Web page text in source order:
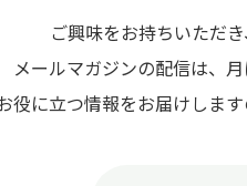
ご興味をお持ちいただき
メールマガジンの配信は、月
役に立つ情報をお届けしま